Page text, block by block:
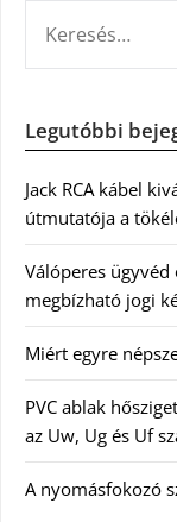
Legutóbbi
Jack RCA kábel
útmutatója a
Válóperes
megbízható jogi
Miért egyre
PVC ablak
az Uw, Ug és Uf
A nyomásfokozó